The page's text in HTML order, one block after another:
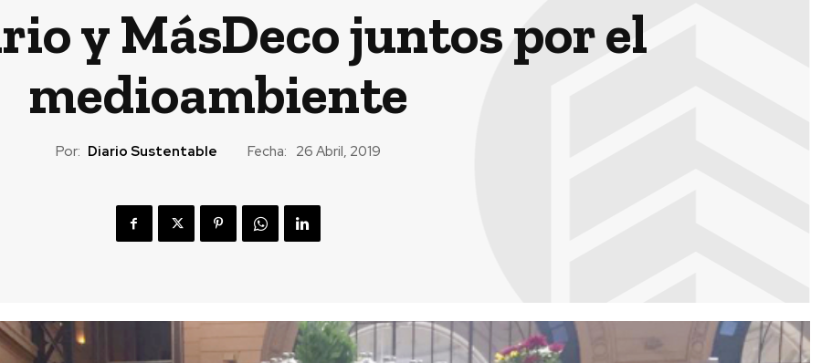
y MásDeco juntos por el
medioambiente
Por: Diario Sustentable Fecha: 26 Abril, 2019